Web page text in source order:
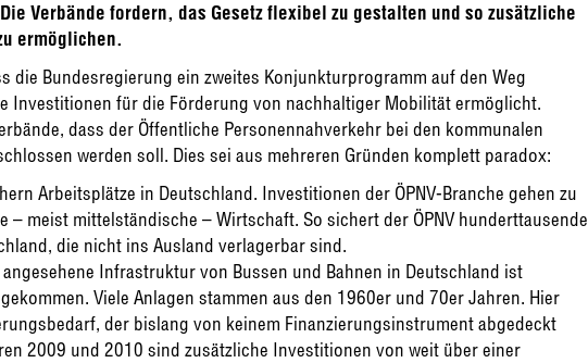
Die Verbände fordern, das Gesetz flexibel zu gestalten und so zusätzliche
ermöglichen.
die Bundesregierung ein zweites Konjunktur­programm auf den Weg
Investitionen für die Förderung von nachhaltiger Mobilität ermöglicht.
dass der Öffentliche Personennahverkehr bei den kommunalen
werden soll. Dies sei aus mehreren Gründen komplett paradox:
Arbeitsplätze in Deutschland. Investitionen der ÖPNV-Branche gehen zu
– meist mittelständische – Wirtschaft. So sichert der ÖPNV hundert­tausende
die nicht ins Ausland verlagerbar sind.
Infrastruktur von Bussen und Bahnen in Deutschland ist
Viele Anlagen stammen aus den 1960er und 70er Jahren. Hier
der bislang von keinem Finanzierungs­instrument abgedeckt
2009 und 2010 sind zusätzliche Investitionen von weit über einer